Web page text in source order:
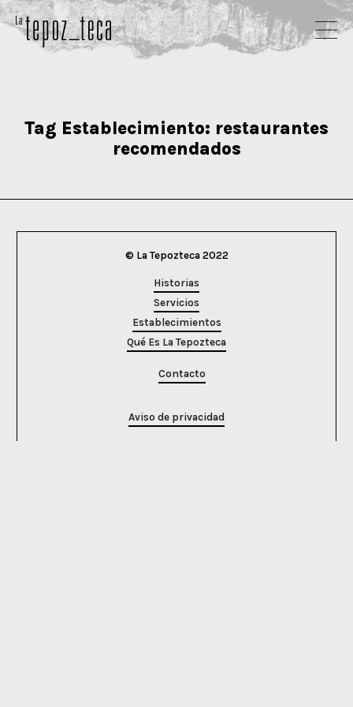
Tag Establecimiento: restaurantes
recomendados
© La Tepozteca 2022
Historias
Servicios
Establecimientos
Qué Es La Tepozteca
Contacto
Aviso de privacidad